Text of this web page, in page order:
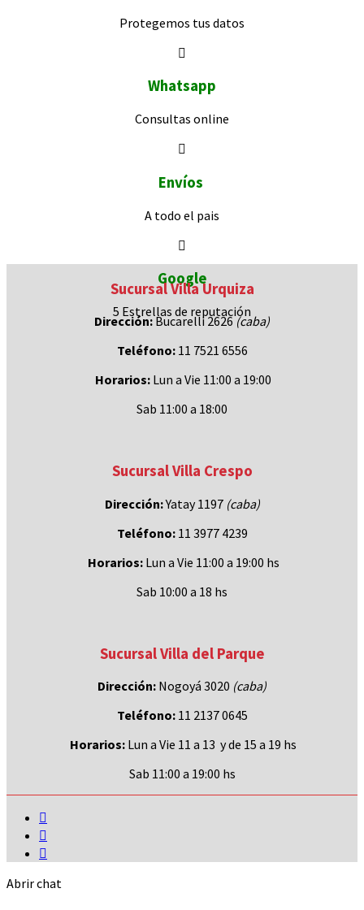
Protegemos tus datos
Whatsapp
Consultas online
Envíos
A todo el pais
Google
5 Estrellas de reputación
Sucursal Villa Urquiza
Dirección:Bucarelli 2626(caba)
Teléfono:11 7521 6556
Horarios: Lun a Vie 11:00 a 19:00
Sab 11:00 a 18:00
Sucursal Villa Crespo
Dirección:Yatay 1197 (caba)
Teléfono:11 3977 4239
Horarios:Lun a Vie 11:00 a 19:00 hs
Sab 10:00 a 18 hs
Sucursal Villa del Parque
Dirección: Nogoyá 3020 (caba)
Teléfono:11 2137 0645
Horarios: Lun a Vie 11 a 13 y de 15 a 19 hs
Sab 11:00 a 19:00 hs
Abrir chat